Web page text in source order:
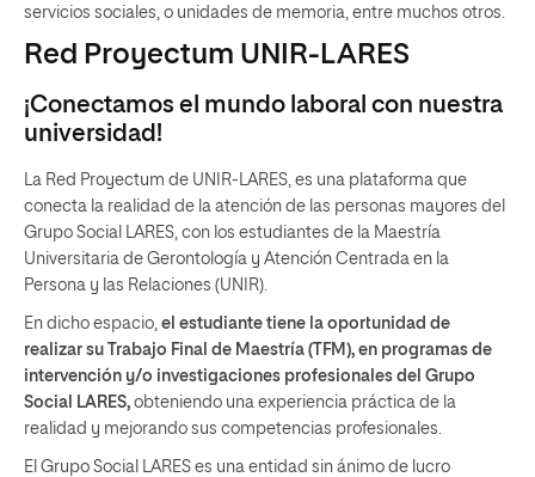
servicios sociales, o unidades de memoria, entre muchos otros.
Red Proyectum UNIR-LARES
¡Conectamos el mundo laboral con nuestra
universidad!
La Red Proyectum de UNIR-LARES, es una plataforma que
conecta la realidad de la atención de las personas mayores del
Grupo Social LARES, con los estudiantes de la Maestría
Universitaria de Gerontología y Atención Centrada en la
Persona y las Relaciones (UNIR).
En dicho espacio, el estudiante tiene la oportunidad de
realizar su Trabajo Final de Maestría (TFM), en programas de
intervención y/o investigaciones profesionales del Grupo
Social LARES, obteniendo una experiencia práctica de la
realidad y mejorando sus competencias profesionales.
El Grupo Social LARES es una entidad sin ánimo de lucro